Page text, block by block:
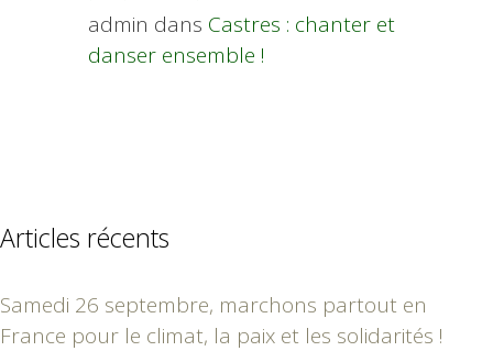
admin dans Castres : chanter et
danser ensemble !
Articles récents
Samedi 26 septembre, marchons partout en
France pour le climat, la paix et les solidarités !